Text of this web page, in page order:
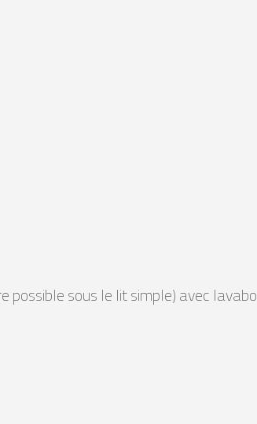
possible sous le lit simple) avec lavabo